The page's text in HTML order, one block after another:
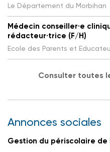
Le Département du Morbihan
Médecin conseiller·e
rédacteur·trice (F/H)
Ecole des Parents et
Consulter toutes
Annonces sociales
Gestion du périscolaire